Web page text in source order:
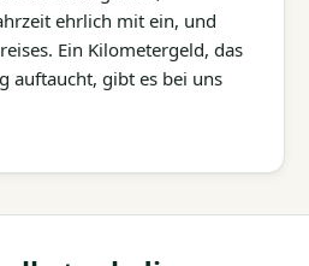
ehrlich mit ein, und
Ein Kilometergeld, das
auftaucht, gibt es bei uns